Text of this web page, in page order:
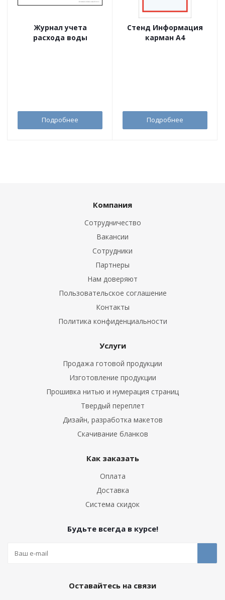
Журнал учета
расхода воды
Подробнее
Стенд Информация
карман А4
Подробнее
Компания
Сотрудничество
Вакансии
Сотрудники
Партнеры
Нам доверяют
Пользовательское соглашение
Контакты
Политика конфиденциальности
Услуги
Продажа готовой продукции
Изготовление продукции
Прошивка нитью и нумерация страниц
Твердый переплет
Дизайн, разработка макетов
Скачивание бланков
Как заказать
Оплата
Доставка
Система скидок
Будьте всегда в курсе!
Оставайтесь на связи